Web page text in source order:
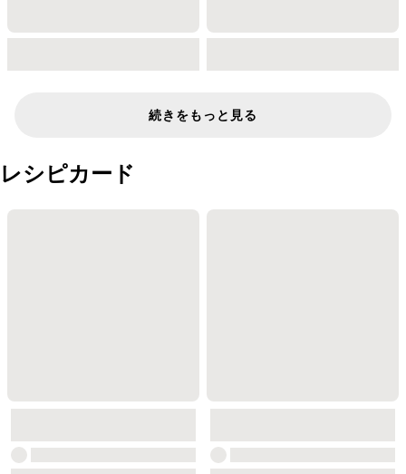
続きをもっと見る
レシピカード